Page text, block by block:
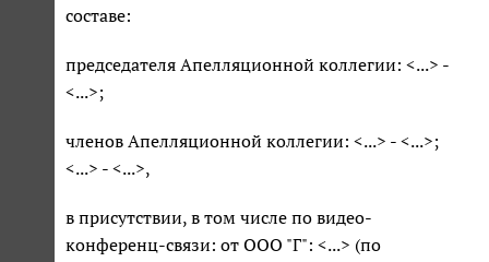
составе:
председателя Апелляционной коллегии: <...> -
<...>;
членов Апелляционной коллегии: <...> - <...>;
<...> - <...>,
в присутствии, в том числе по видео-
конференц-связи: от ООО "Г": <...> (по